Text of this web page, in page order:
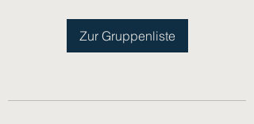
Zur Gruppenliste